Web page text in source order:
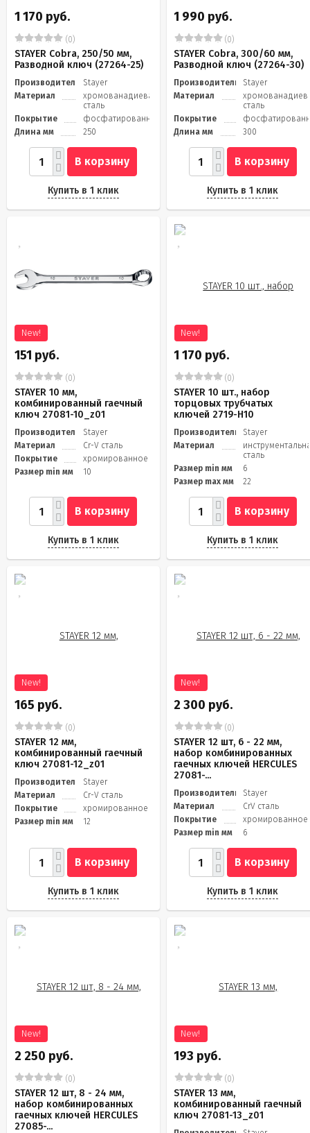
1 170 руб.
(0)
STAYER Cobra, 250/50 мм,
Разводной ключ (27264-25)
Производитель
Stayer
Материал
хромованадиевая
сталь
Покрытие
фосфатированное
Длина мм
250
В корзину
Купить в 1 клик
1 990 руб.
(0)
STAYER Cobra, 300/60 мм,
Разводной ключ (27264-30)
Производитель
Stayer
Материал
сталь
Покрытие
Длина мм
300
В корзину
Купить в 1 клик
151 руб.
New!
(0)
STAYER 10 мм,
комбинированный гаечный
ключ 27081-10_z01
Производитель
Stayer
Материал
Cr-V сталь
Покрытие
хромированное
Размер min мм
10
В корзину
Купить в 1 клик
1 170 руб.
New!
(0)
STAYER 10 шт., набор
торцовых трубчатых
ключей 2719-H10
Производитель
Stayer
Материал
сталь
Размер min мм
6
Размер max мм
22
В корзину
Купить в 1 клик
165 руб.
New!
(0)
STAYER 12 мм,
комбинированный гаечный
ключ 27081-12_z01
Производитель
Stayer
Материал
Cr-V сталь
Покрытие
хромированное
Размер min мм
12
В корзину
Купить в 1 клик
2 300 руб.
New!
(0)
STAYER 12 шт, 6 - 22 мм,
набор комбинированных
гаечных ключей HERCULES
27081-...
Производитель
Stayer
Материал
CrV сталь
Покрытие
хромированное
Размер min мм
6
В корзину
Купить в 1 клик
2 250 руб.
New!
(0)
STAYER 12 шт, 8 - 24 мм,
набор комбинированных
гаечных ключей HERCULES
27085-...
193 руб.
New!
(0)
STAYER 13 мм,
комбинированный гаечный
ключ 27081-13_z01